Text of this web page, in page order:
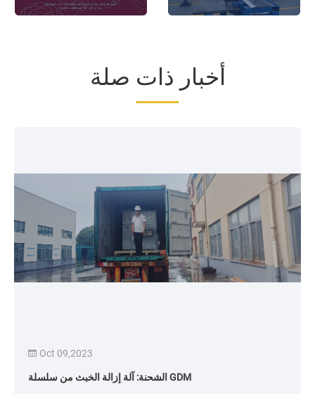
رأس السنة الصينية الجديدة
الهند
أخبار ذات صلة
Oct 09,2023
الشحنة: آلة إزالة الخبث من سلسلة GDM